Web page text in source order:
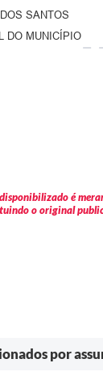
SANTOS
DO MUNICÍPIO
é
o original
por